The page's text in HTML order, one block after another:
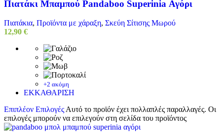
Πιατάκι Μπαμπού Pandaboo Superinia Αγόρι
Πιατάκια, Προϊόντα με χάραξη, Σκεύη Σίτισης Μωρού
12,90 €
+2 ακόμη
ΕΚΚΑΘΑΡΙΣΗ
Επιπλέον Επιλογές Αυτό το προϊόν έχει πολλαπλές παραλλαγές. Οι
επιλογές μπορούν να επιλεγούν στη σελίδα του προϊόντος